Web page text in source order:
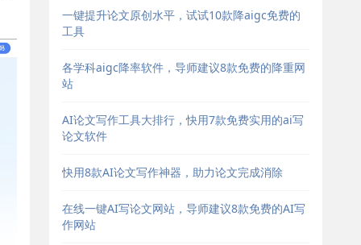
一键提升论文原创水平，试试10款降aigc免费的
工具
各学科aigc降率软件，导师建议8款免费的降重网
站
AI论文写作工具大排行，快用7款免费实用的ai写
论文软件
快用8款AI论文写作神器，助力论文完成消除
在线一键AI写论文网站，导师建议8款免费的AI写
作网站